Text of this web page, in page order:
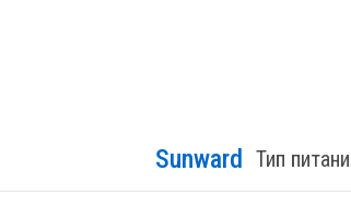
Sunward Тип